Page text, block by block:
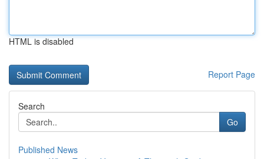
HTML is disabled
Report Page
Search
Go
Published News